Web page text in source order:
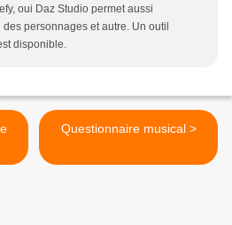
oui Daz Studio permet aussi
des personnages et autre. Un outil
disponible.
Questionnaire musical >